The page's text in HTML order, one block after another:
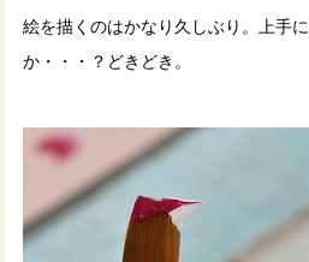
絵を描くのはかなり久しぶり。上手
か・・・？どきどき。